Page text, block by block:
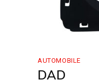
AUTOMOBILE
DAD